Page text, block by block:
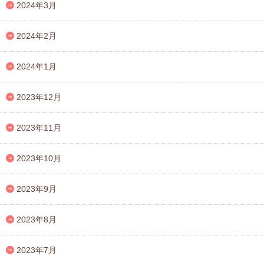
2024年3月
2024年2月
2024年1月
2023年12月
2023年11月
2023年10月
2023年9月
2023年8月
2023年7月